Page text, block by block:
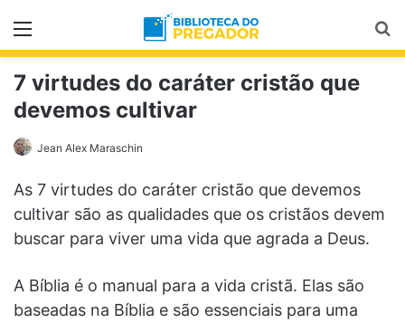
Menu
7 virtudes do caráter cristão que
devemos cultivar
Jean Alex Maraschin
As 7 virtudes do caráter cristão que devemos
cultivar são as qualidades que os cristãos devem
buscar para viver uma vida que agrada a Deus.
A Bíblia é o manual para a vida cristã. Elas são
baseadas na Bíblia e são essenciais para uma